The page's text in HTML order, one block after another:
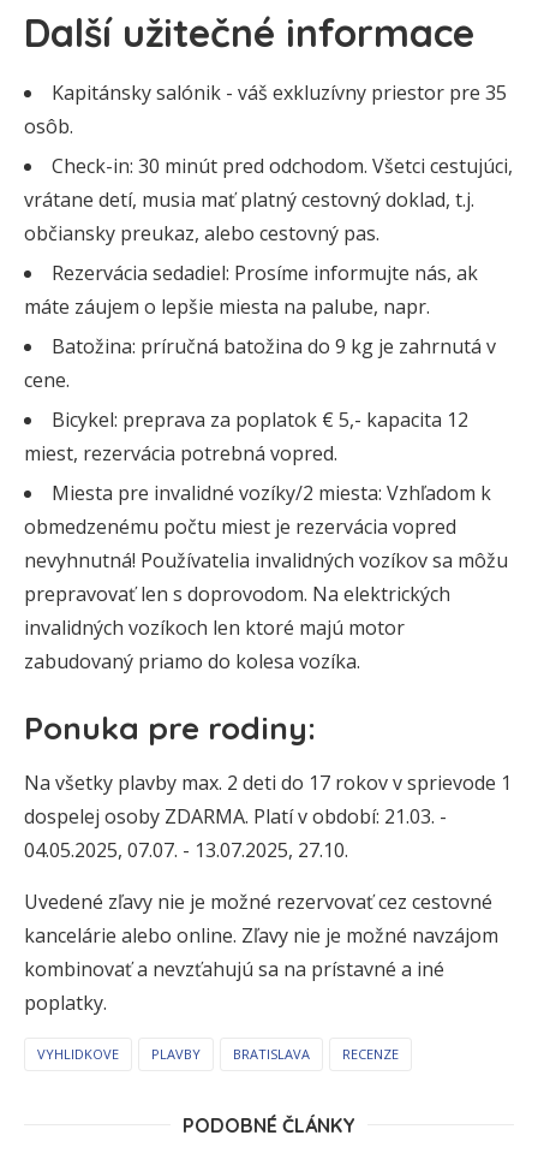
Další užitečné informace
Kapitánsky salónik - váš exkluzívny priestor pre 35
osôb.
Check-in: 30 minút pred odchodom. Všetci cestujúci,
vrátane detí, musia mať platný cestovný doklad, t.j.
občiansky preukaz, alebo cestovný pas.
Rezervácia sedadiel: Prosíme informujte nás, ak
máte záujem o lepšie miesta na palube, napr.
Batožina: príručná batožina do 9 kg je zahrnutá v
cene.
Bicykel: preprava za poplatok € 5,- kapacita 12
miest, rezervácia potrebná vopred.
Miesta pre invalidné vozíky/2 miesta: Vzhľadom k
obmedzenému počtu miest je rezervácia vopred
nevyhnutná! Používatelia invalidných vozíkov sa môžu
prepravovať len s doprovodom. Na elektrických
invalidných vozíkoch len ktoré majú motor
zabudovaný priamo do kolesa vozíka.
Ponuka pre rodiny:
Na všetky plavby max. 2 deti do 17 rokov v sprievode 1
dospelej osoby ZDARMA. Platí v období: 21.03. -
04.05.2025, 07.07. - 13.07.2025, 27.10.
Uvedené zľavy nie je možné rezervovať cez cestovné
kancelárie alebo online. Zľavy nie je možné navzájom
kombinovať a nevzťahujú sa na prístavné a iné
poplatky.
VYHLIDKOVE PLAVBY BRATISLAVA RECENZE
PODOBNÉ ČLÁNKY